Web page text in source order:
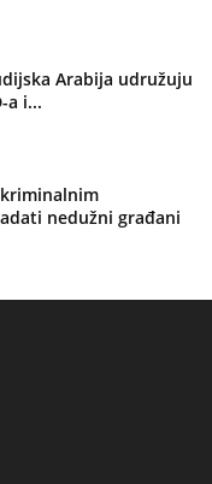
Arabija udružuju
a i...
nedužni građani